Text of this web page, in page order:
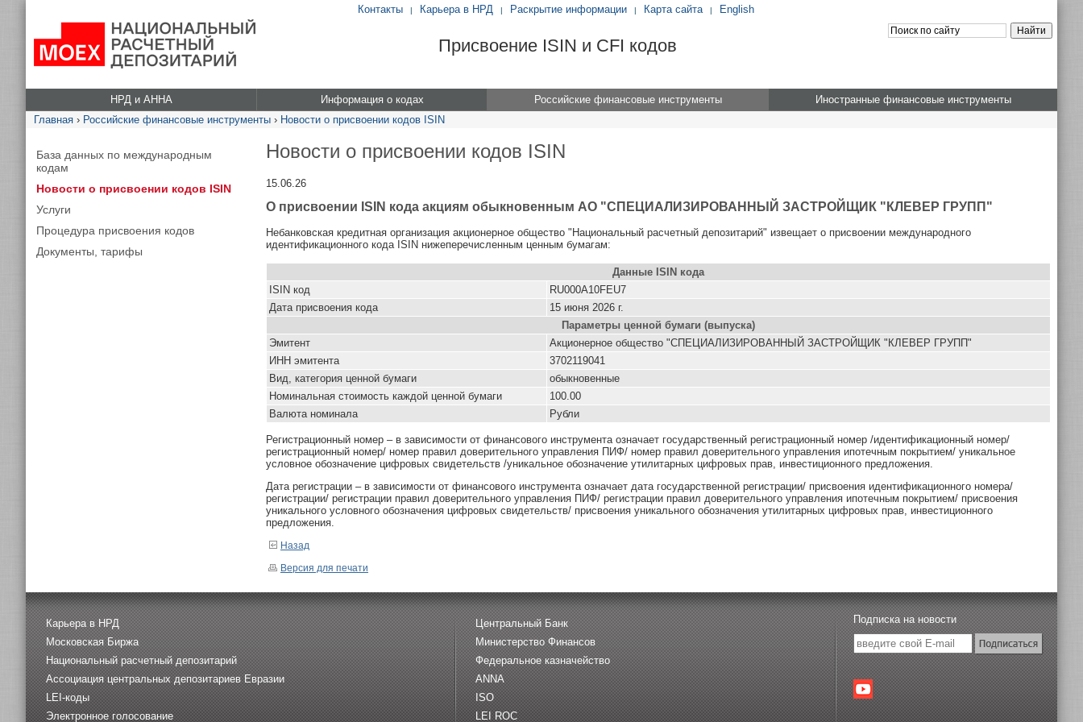
Контакты | Карьера в НРД | Раскрытие информации | Карта сайта | English
Присвоение ISIN и CFI кодов
НРД и АННА Информация о кодах Российские финансовые инструменты
Иностранные финансовые инструменты
Главная › Российские финансовые инструменты › Новости о присвоении кодов ISIN
База данных по международным
кодам
Новости о присвоении кодов ISIN
Услуги
Процедура присвоения кодов
Документы, тарифы
Новости о присвоении кодов ISIN
15.06.26
О присвоении ISIN кода акциям обыкновенным АО "СПЕЦИАЛИЗИРОВАННЫЙ ЗАСТРОЙЩИК "КЛЕВЕР ГРУПП"
Небанковская кредитная организация акционерное общество "Национальный расчетный депозитарий" извещает о присвоении международного
идентификационного кода ISIN нижеперечисленным ценным бумагам:
Данные ISIN кода
ISIN код
RU000A10FEU7
Дата присвоения кода
15 июня 2026 г.
Параметры ценной бумаги (выпуска)
Эмитент
Акционерное общество "СПЕЦИАЛИЗИРОВАННЫЙ ЗАСТРОЙЩИК "КЛЕВЕР ГРУПП"
ИНН эмитента
3702119041
Вид, категория ценной бумаги
обыкновенные
Номинальная стоимость каждой ценной бумаги
100.00
Валюта номинала
Рубли
Регистрационный номер – в зависимости от финансового инструмента означает государственный регистрационный номер /идентификационный номер/
регистрационный номер/ номер правил доверительного управления ПИФ/ номер правил доверительного управления ипотечным покрытием/ уникальное
условное обозначение цифровых свидетельств /уникальное обозначение утилитарных цифровых прав, инвестиционного предложения.
Дата регистрации – в зависимости от финансового инструмента означает дата государственной регистрации/ присвоения идентификационного номера/
регистрации/ регистрации правил доверительного управления ПИФ/ регистрации правил доверительного управления ипотечным покрытием/ присвоения
уникального условного обозначения цифровых свидетельств/ присвоения уникального обозначения утилитарных цифровых прав, инвестиционного
предложения.
Назад
Версия для печати
Карьера в НРД
Московская Биржа
Национальный расчетный депозитарий
Ассоциация центральных депозитариев Евразии
LEI-коды
Электронное голосование
Центральный Банк
Министерство Финансов
Федеральное казначейство
ANNA
ISO
LEI ROC
Подписка на новости